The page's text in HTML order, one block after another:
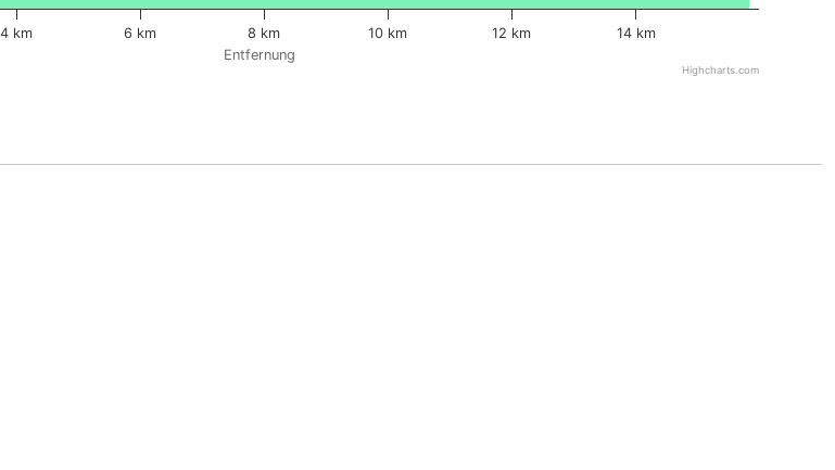
Entfernung
4 km 6 km 8 km 10 km 12 km 14 km
Highcharts.com